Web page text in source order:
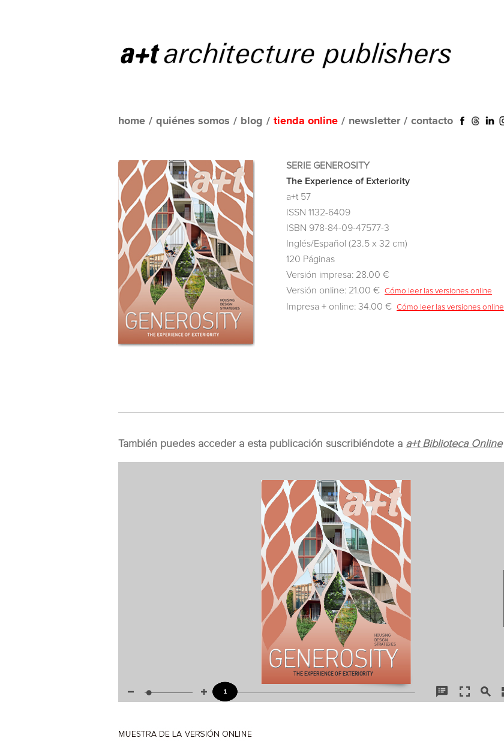
home / quiénes somos / blog / tienda online / newsletter / contacto
SERIE GENEROSITY
The Experience of Exteriority
a+t 57
ISSN 1132-6409
ISBN 978-84-09-47577-3
Inglés/Español (23.5 x 32 cm)
120 Páginas
Versión impresa: 28.00 €
Versión online: 21.00 € Cómo leer las versiones online
Impresa + online: 34.00 € Cómo leer las versiones online
También puedes acceder a esta publicación suscribiéndote a a+t Biblioteca Online